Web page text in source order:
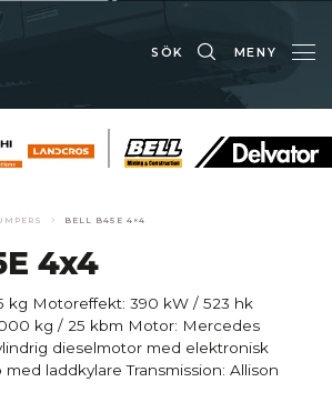
SÖK MENY
› BELL B45E 4×4
4x4
kg Motoreffekt: 390 kW / 523 hk
kg / 25 kbm Motor: Mercedes
dieselmotor med elektronisk
med laddkylare Transmission: Allison